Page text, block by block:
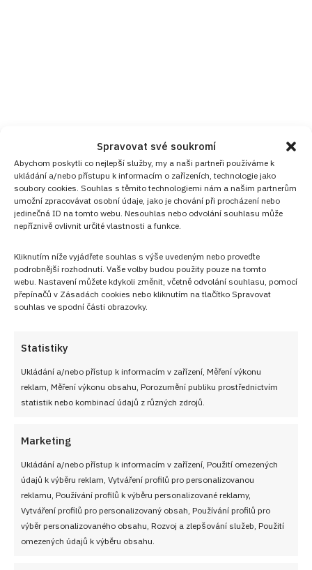
Spravovat své soukromí
Abychom poskytli co nejlepší služby, my a naši partneři používáme k
ukládání a/nebo přístupu k informacím o zařízeních, technologie jako
soubory cookies. Souhlas s těmito technologiemi nám a našim partnerům
umožní zpracovávat osobní údaje, jako je chování při procházení nebo
jedinečná ID na tomto webu. Nesouhlas nebo odvolání souhlasu může
nepříznivě ovlivnit určité vlastnosti a funkce.
Kliknutím níže vyjádřete souhlas s výše uvedeným nebo proveďte
podrobnější rozhodnutí. Vaše volby budou použity pouze na tomto
webu. Nastavení můžete kdykoli změnit, včetně odvolání souhlasu, pomocí
přepínačů v Zásadách cookies nebo kliknutím na tlačítko Spravovat
souhlas ve spodní části obrazovky.
Statistiky
Ukládání a/nebo přístup k informacím v zařízení, Měření výkonu
reklam, Měření výkonu obsahu, Porozumění publiku prostřednictvím
statistik nebo kombinací údajů z různých zdrojů.
Marketing
Ukládání a/nebo přístup k informacím v zařízení, Použití omezených
údajů k výběru reklam, Vytváření profilů pro personalizovanou
reklamu, Používání profilů k výběru personalizované reklamy,
Vytváření profilů pro personalizovaný obsah, Používání profilů pro
výběr personalizovaného obsahu, Rozvoj a zlepšování služeb, Použití
omezených údajů k výběru obsahu.